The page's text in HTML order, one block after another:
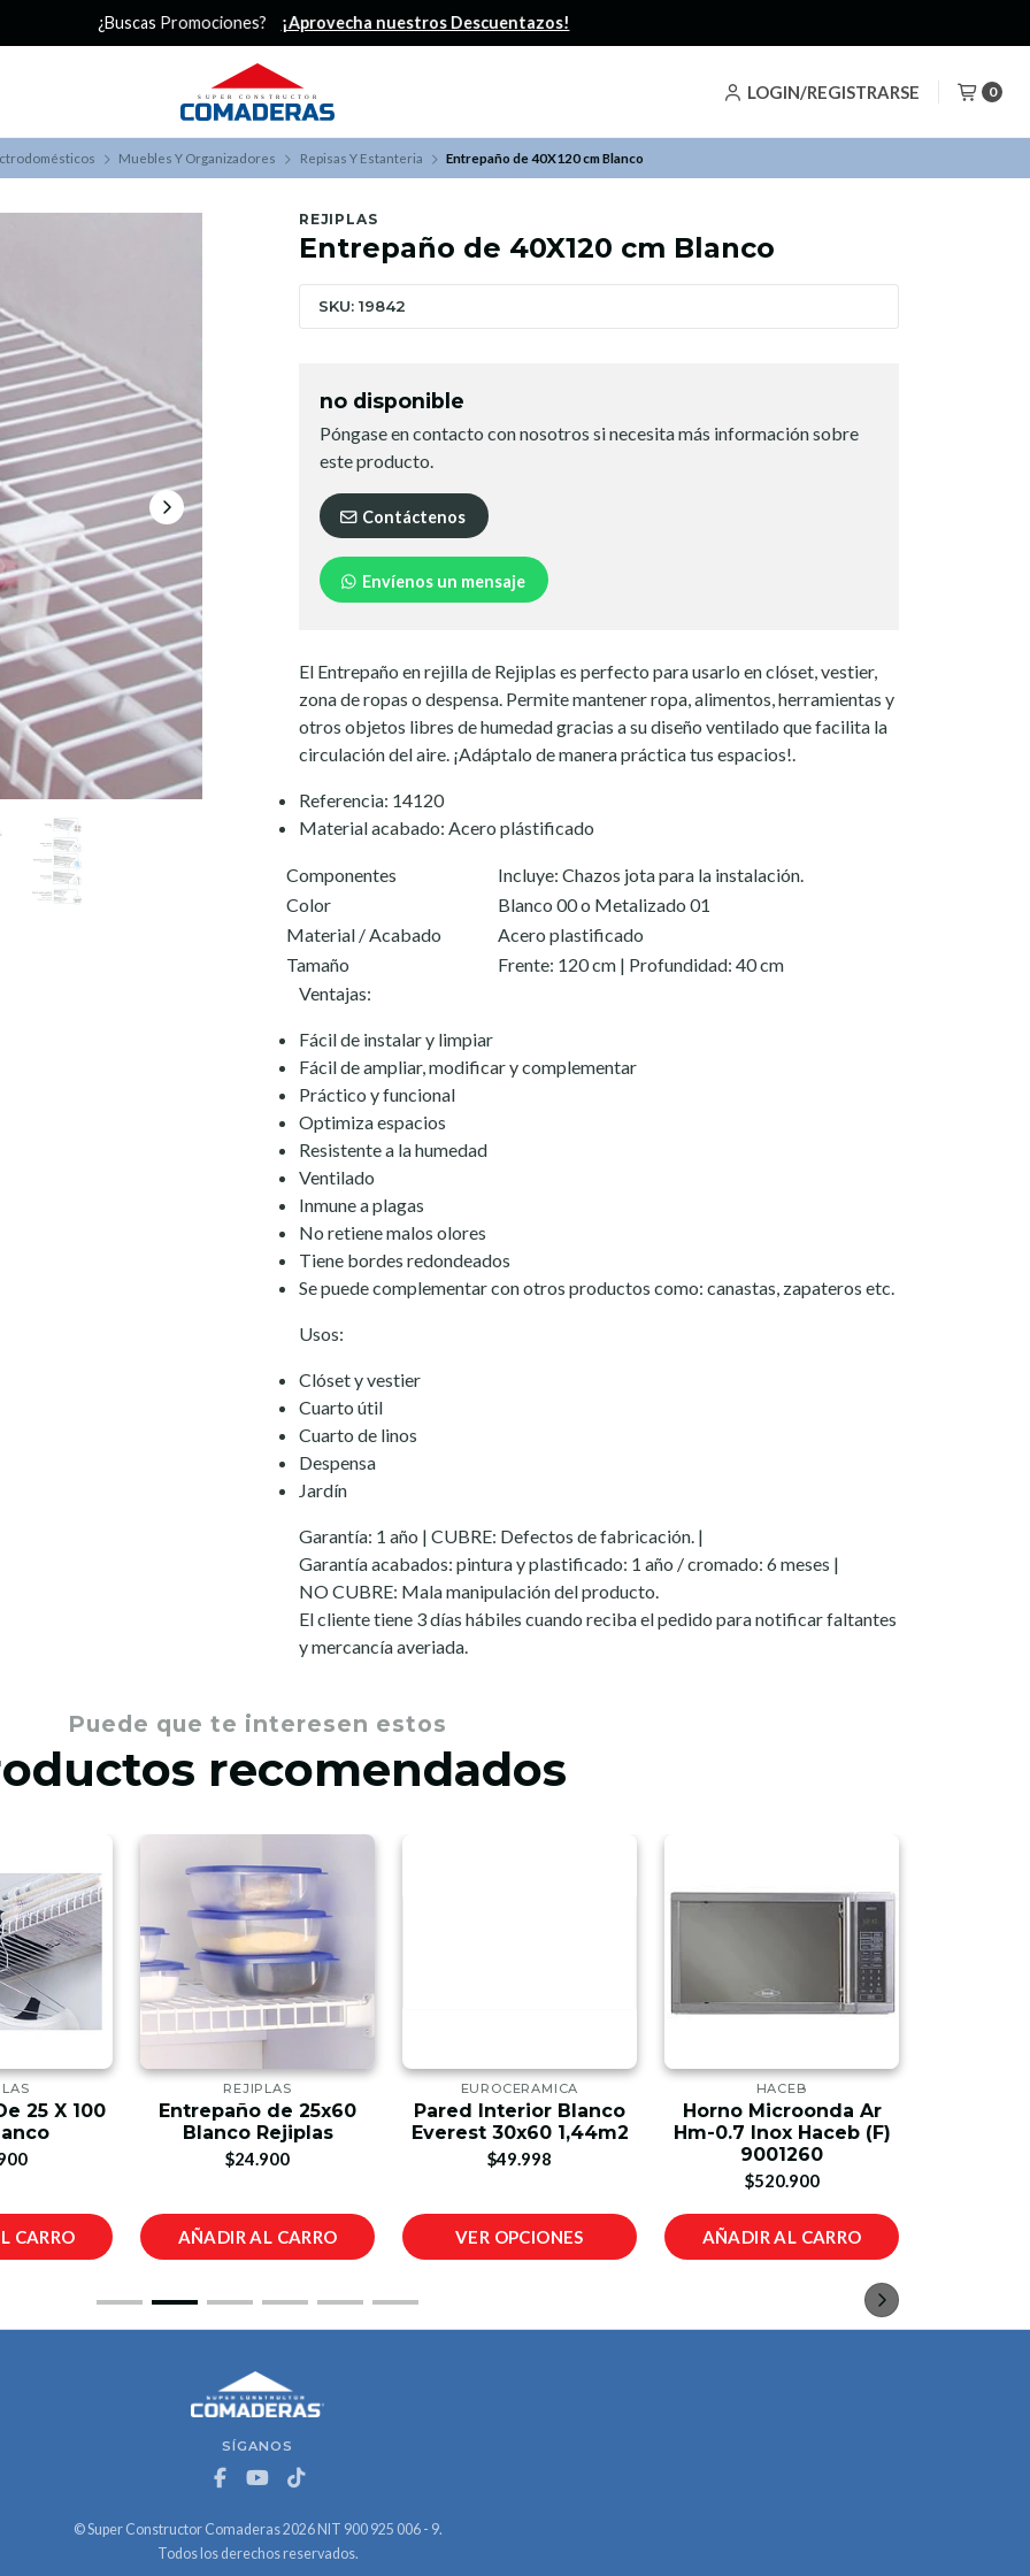
LOGIN/REGISTRARSE 0
¿Buscas Promociones? ¡Aprovecha nuestros Descuentazos!
Muebles Y Organizadores Repisas Y Estanteria Entrepaño de 40X120 cm Blanco
REJIPLAS
Entrepaño de 40X120 cm Blanco
SKU: 19842
no disponible
Póngase en contacto con nosotros si necesita más información sobre
este producto.
Contáctenos
Envíenos un mensaje
El Entrepaño en rejilla de Rejiplas es perfecto para usarlo en clóset, vestier,
zona de ropas o despensa. Permite mantener ropa, alimentos, herramientas y
otros objetos libres de humedad gracias a su diseño ventilado que facilita la
circulación del aire. ¡Adáptalo de manera práctica tus espacios!.
Referencia: 14120
Material acabado: Acero plástificado
Componentes
Incluye: Chazos jota para la instalación.
Color
Blanco 00 o Metalizado 01
Material / Acabado
Acero plastificado
Tamaño
Frente: 120 cm | Profundidad: 40 cm
Ventajas:
Fácil de instalar y limpiar
Fácil de ampliar, modificar y complementar
Práctico y funcional
Optimiza espacios
Resistente a la humedad
Ventilado
Inmune a plagas
No retiene malos olores
Tiene bordes redondeados
Se puede complementar con otros productos como: canastas, zapateros etc.
Usos:
Clóset y vestier
Cuarto útil
Cuarto de linos
Despensa
Jardín
Garantía: 1 año | CUBRE: Defectos de fabricación. |
Garantía acabados: pintura y plastificado: 1 año / cromado: 6 meses |
NO CUBRE: Mala manipulación del producto.
El cliente tiene 3 días hábiles cuando reciba el pedido para notificar faltantes
y mercancía averiada.
Puede que te interesen estos
recomendados
25 X 100
CARRO
REJIPLAS
Entrepaño de 25x60
Blanco Rejiplas
$24.900
AÑADIR AL CARRO
EUROCERAMICA
Pared Interior Blanco
Everest 30x60 1,44m2
$49.998
VER OPCIONES
HACEB
Horno Microonda Ar
Hm-0.7 Inox Haceb (F)
9001260
$520.900
AÑADIR AL CARRO
SÍGANOS
© Super Constructor Comaderas 2026 NIT 900 925 006 - 9.
Todos los derechos reservados.